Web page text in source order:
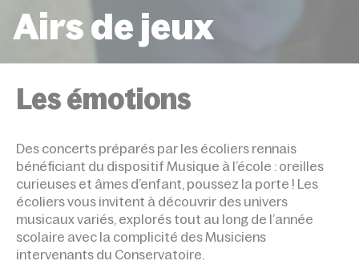
Airs de jeux
Les émotions
Des concerts préparés par les écoliers rennais
bénéficiant du dispositif Musique à l’école : oreilles
curieuses et âmes d’enfant, poussez la porte ! Les
écoliers vous invitent à découvrir des univers
musicaux variés, explorés tout au long de l’année
scolaire avec la complicité des Musiciens
intervenants du Conservatoire.